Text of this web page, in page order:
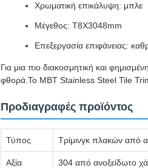
Χρωματική επικάλυψη: μπλε
Μέγεθος: T8X3048mm
Επεξεργασία επιφάνειας:
Για μια πιο διακοσμητική και
φθορά.Το MBT Stainless Steel Tile
Προδιαγραφές προϊόντος
Τύπος Τρίμινγκ πλακών από
Αξία 304 από ανοξείδωτο